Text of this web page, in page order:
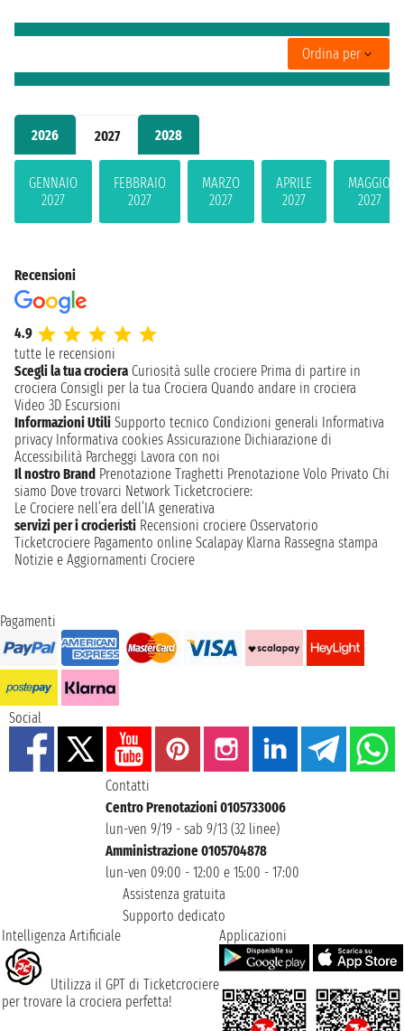
2026 2027 2028
GENNAIO
2027
FEBBRAIO
2027
MARZO
2027
APRILE
2027
MAGGIO
2027
Ordina per
Recensioni
4.9
tutte le recensioni
Scegli la tua crociera Curiosità sulle crociere Prima di partire in
crociera Consigli per la tua Crociera Quando andare in crociera
Video 3D Escursioni
Informazioni Utili Supporto tecnico Condizioni generali Informativa
privacy Informativa cookies Assicurazione Dichiarazione di
Accessibilità Parcheggi Lavora con noi
Il nostro Brand Prenotazione Traghetti Prenotazione Volo Privato Chi
siamo Dove trovarci Network Ticketcrociere:
Le Crociere nell’era dell’IA generativa
servizi per i crocieristi Recensioni crociere Osservatorio
Ticketcrociere Pagamento online Scalapay Klarna Rassegna stampa
Notizie e Aggiornamenti Crociere
Pagamenti
Social
Contatti
Centro Prenotazioni 0105733006
lun-ven 9/19 - sab 9/13 (32 linee)
Amministrazione 0105704878
lun-ven 09:00 - 12:00 e 15:00 - 17:00
Assistenza gratuita
Supporto dedicato
Intelligenza Artificiale
Utilizza il GPT di Ticketcrociere
per trovare la crociera perfetta!
Applicazioni